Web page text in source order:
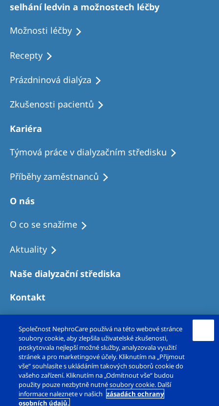
selhání ledvin a možnostech léčby
Možnosti léčby
Recepty
Prázdninová dialýza
Zkušenosti pacientů
Kariéra
Týmová práce v dialyzačním středisku
Příběhy zaměstnanců
O nás
O co se snažíme
Aktuality
Naše dialyzační střediska
Kontakt
Copyright © Fresenius Medical Care – DS, s.r.o.
Společnost NephroCare používá na této webové stránce
soubory cookie, aby zlepšila uživatelské zkušenosti,
poskytovala nejlepší možné služby, analyzovala využití
stránek a pro marketingové účely. Kliknutím na „Přijmout
vše“ souhlasíte s ukládáním takových souborů cookie do
vašeho zařízení. Kliknutím na „Odmítnout vše“ budou
použity pouze nezbytně nutné soubory cookie. Další
informace naleznete v našich zásadách ochrany
osobních údajů.